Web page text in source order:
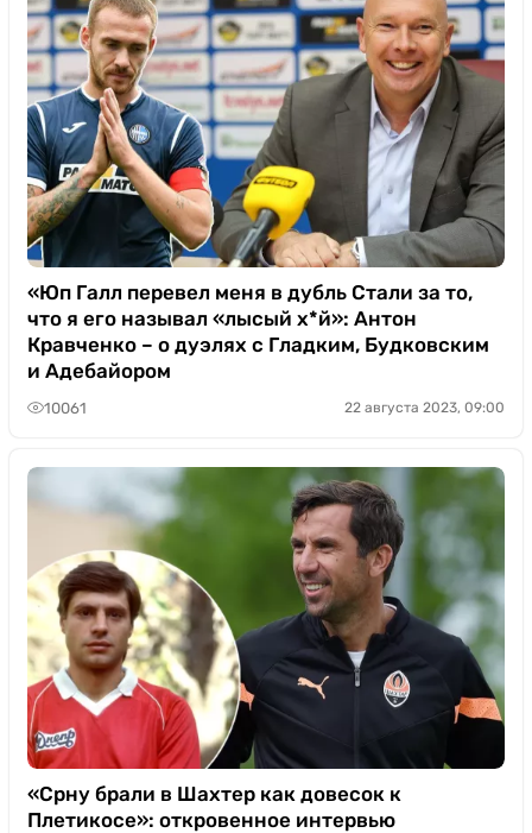
«Юп Галл перевел меня в дубль Стали за то,
что я его называл «лысый х*й»: Антон
Кравченко – о дуэлях с Гладким, Будковским
и Адебайором
10061 22 августа 2023, 09:00
«Срну брали в Шахтер как довесок к
Плетикосе»: откровенное интервью